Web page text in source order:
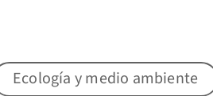
Ecología y medio ambiente